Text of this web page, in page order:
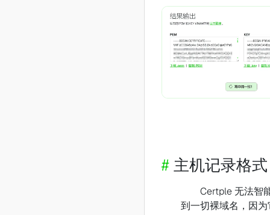
# 主机记录格式
Certple 无法智
到一切裸域名，因